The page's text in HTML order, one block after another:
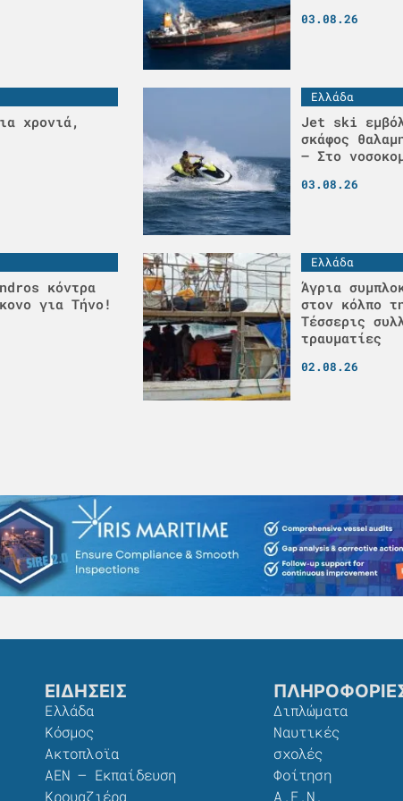
03.08.26
χρονιά,
Ελλάδα
Jet ski
σκάφος
– Στο
03.08.26
κόντρα
για Τήνο!
Ελλάδα
Άγρια
στον κόλπο
Τέσσερις
τραυματίες
02.08.26
ΕΙΔΗΣΕΙΣ
Ελλάδα
Κόσμος
Ακτοπλοϊα
ΑΕΝ – Εκπαίδευση
Κρουαζιέρα
Διπλώματα
Ναυτικές
σχολές
Φοίτηση
Α.Ε.Ν.